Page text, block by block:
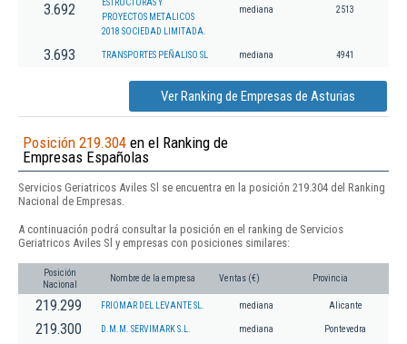
3.692
ESTRUCTURAS Y
PROYECTOS METALICOS
2018 SOCIEDAD LIMITADA.
mediana 2513
3.693 TRANSPORTES PEÑALISO SL mediana 4941
Ver Ranking de Empresas de Asturias
Posición 219.304 en el Ranking de
Empresas Españolas
Servicios Geriatricos Aviles Sl se encuentra en la posición 219.304 del Ranking
Nacional de Empresas.
A continuación podrá consultar la posición en el ranking de Servicios
Geriatricos Aviles Sl y empresas con posiciones similares:
Posición
Nacional
Nombre de la empresa Ventas (€) Provincia
219.299 FRIOMAR DEL LEVANTE SL. mediana Alicante
219.300 D.M.M. SERVIMARK S.L. mediana Pontevedra